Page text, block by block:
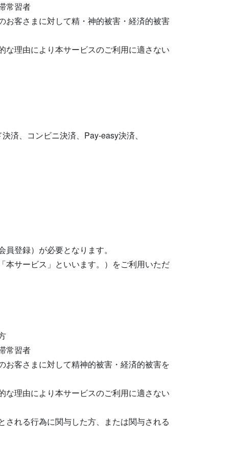
常習者
お客さまに対して精・神的被害・経済的被害
な理由により本サービスのご利用に適さない
済、コンビニ決済、Pay-easy決済、
登録）が必要となります。
本サービス」といいます。）をご利用いただ
常習者
お客さまに対して精神的被害・経済的被害を
な理由により本サービスのご利用に適さない
される行為に関与した方、または関与される